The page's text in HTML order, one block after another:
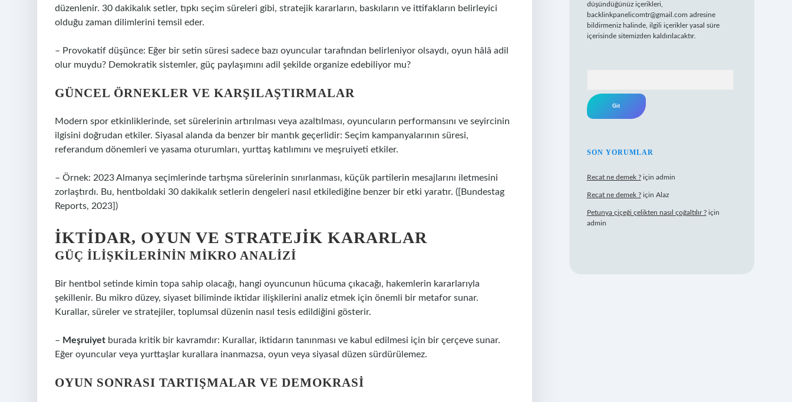
düzenlenir. 30 dakikalık setler, tıpkı seçim süreleri gibi, stratejik kararların, baskıların ve ittifakların belirleyici
olduğu zaman dilimlerini temsil eder.
– Provokatif düşünce: Eğer bir setin süresi sadece bazı oyuncular tarafından belirleniyor olsaydı, oyun hâlâ adil
olur muydu? Demokratik sistemler, güç paylaşımını adil şekilde organize edebiliyor mu?
GÜNCEL ÖRNEKLER VE KARŞILAŞTIRMALAR
Modern spor etkinliklerinde, set sürelerinin artırılması veya azaltılması, oyuncuların performansını ve seyircinin
ilgisini doğrudan etkiler. Siyasal alanda da benzer bir mantık geçerlidir: Seçim kampanyalarının süresi,
referandum dönemleri ve yasama oturumları, yurttaş katılımını ve meşruiyeti etkiler.
– Örnek: 2023 Almanya seçimlerinde tartışma sürelerinin sınırlanması, küçük partilerin mesajlarını iletmesini
zorlaştırdı. Bu, hentboldaki 30 dakikalık setlerin dengeleri nasıl etkilediğine benzer bir etki yaratır. ([Bundestag
Reports, 2023])
İKTIDAR, OYUN VE STRATEJIK KARARLAR
GÜÇ İLIŞKILERININ MIKRO ANALIZI
Bir hentbol setinde kimin topa sahip olacağı, hangi oyuncunun hücuma çıkacağı, hakemlerin kararlarıyla
şekillenir. Bu mikro düzey, siyaset biliminde iktidar ilişkilerini analiz etmek için önemli bir metafor sunar.
Kurallar, süreler ve stratejiler, toplumsal düzenin nasıl tesis edildiğini gösterir.
– Meşruiyet burada kritik bir kavramdır: Kurallar, iktidarın tanınması ve kabul edilmesi için bir çerçeve sunar.
Eğer oyuncular veya yurttaşlar kurallara inanmazsa, oyun veya siyasal düzen sürdürülemez.
OYUN SONRASI TARTIŞMALAR VE DEMOKRASI
düşündüğünüz içerikleri,
backlinkpanelicomtr@gmail.com adresine
bildirmeniz halinde, ilgili içerikler yasal süre
içerisinde sitemizden kaldırılacaktır.
SON YORUMLAR
Recat ne demek ?için admin
Recat ne demek ?için Alaz
Petunya çiçeği çelikten nasıl çoğaltılır ?için
admin